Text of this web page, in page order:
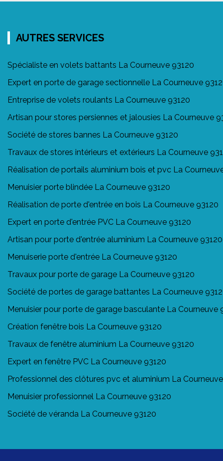
AUTRES SERVICES
Spécialiste en volets battants La Courneuve 93120
Expert en porte de garage sectionnelle La Courneuve
Entreprise de volets roulants La Courneuve 93120
Artisan pour stores persiennes et jalousies La Courneuve
Société de stores bannes La Courneuve 93120
Travaux de stores intérieurs et extérieurs La Courneuve
Réalisation de portails aluminium bois et pvc La
Menuisier porte blindée La Courneuve 93120
Réalisation de porte d'entrée en bois La Courneuve 93120
Expert en porte d'entrée PVC La Courneuve 93120
Artisan pour porte d'entrée aluminium La Courneuve 93120
Menuiserie porte d'entrée La Courneuve 93120
Travaux pour porte de garage La Courneuve 93120
Société de portes de garage battantes La Courneuve
Menuisier pour porte de garage basculante La Courneuve
Création fenêtre bois La Courneuve 93120
Travaux de fenêtre aluminium La Courneuve 93120
Expert en fenêtre PVC La Courneuve 93120
Professionnel des clôtures pvc et aluminium La
Menuisier professionnel La Courneuve 93120
Société de véranda La Courneuve 93120